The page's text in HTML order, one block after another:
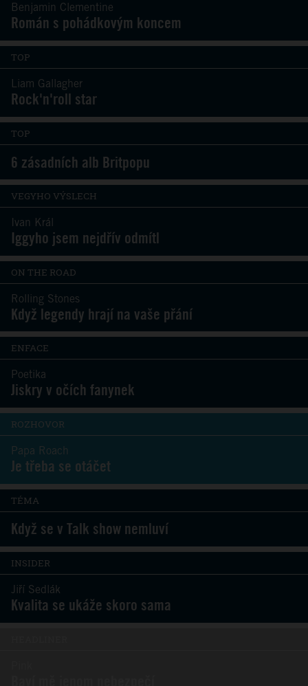
Benjamin Clementine
Román s pohádkovým koncem
TOP
Liam Gallagher
Rock'n'roll star
TOP
6 zásadních alb Britpopu
VEGYHO VÝSLECH
Ivan Král
Iggyho jsem nejdřív odmítl
ON THE ROAD
Rolling Stones
Když legendy hrají na vaše přání
ENFACE
Poetika
Jiskry v očích fanynek
ROZHOVOR
Papa Roach
Je třeba se otáčet
TÉMA
Když se v Talk show nemluví
INSIDER
Jiří Sedlák
Kvalita se ukáže skoro sama